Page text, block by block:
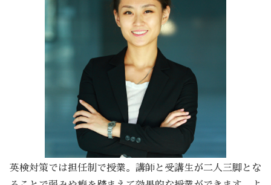
英検対策では担任制で授業。講師と受講生が二人三脚とな